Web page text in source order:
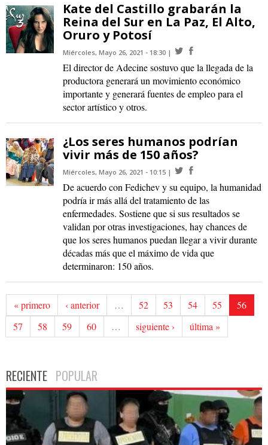
Kate del Castillo grabarán la
Reina del Sur en La Paz, El Alto,
Oruro y Potosí
Miércoles, Mayo 26, 2021 - 18:30
El director de Adecine sostuvo que la llegada de la
productora generará un movimiento económico
importante y generará fuentes de empleo para el
sector artístico y otros.
¿Los seres humanos podrían
vivir más de 150 años?
Miércoles, Mayo 26, 2021 - 10:15
De acuerdo con Fedichev y su equipo, la humanidad
podría ir más allá del tratamiento de las
enfermedades. Sostiene que si sus resultados se
validan por otras investigaciones, hay chances de
que los seres humanos puedan llegar a vivir durante
décadas más que el máximo de vida que
determinaron: 150 años.
« primero ‹ anterior … 52 53 54 55
56
57
58 59 60 … siguiente › última »
RECIENTE POPULAR